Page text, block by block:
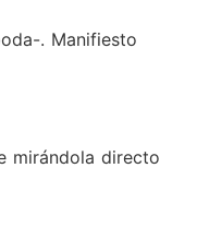
. Manifiesto
mirándola directo